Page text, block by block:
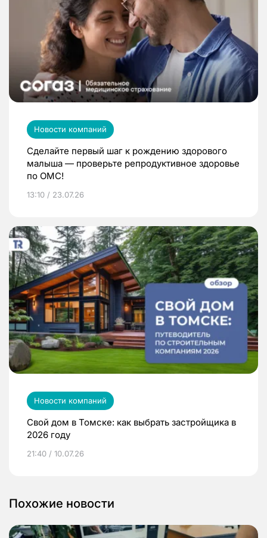
Новости компаний
Сделайте первый шаг к рождению здорового
малыша — проверьте репродуктивное здоровье
по ОМС!
13:10 / 23.07.26
Новости компаний
Свой дом в Томске: как выбрать застройщика в
2026 году
21:40 / 10.07.26
Похожие новости